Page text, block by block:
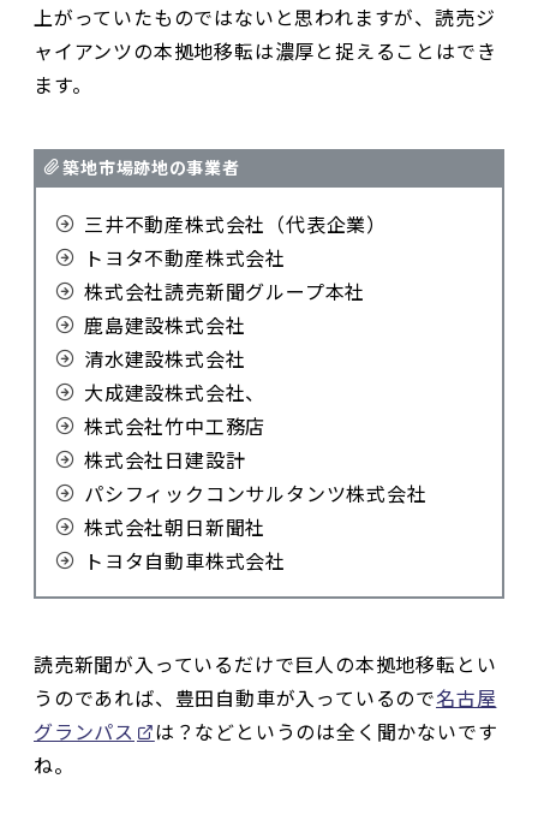
上がっていたものではないと思われますが、読売ジ
ャイアンツの本拠地移転は濃厚と捉えることはでき
ます。
築地市場跡地の事業者
三井不動産株式会社（代表企業）
トヨタ不動産株式会社
株式会社読売新聞グループ本社
鹿島建設株式会社
清水建設株式会社
大成建設株式会社、
株式会社竹中工務店
株式会社日建設計
パシフィックコンサルタンツ株式会社
株式会社朝日新聞社
トヨタ自動車株式会社
読売新聞が入っているだけで巨人の本拠地移転とい
うのであれば、豊田自動車が入っているので名古屋
グランパス
は？などというのは全く聞かないです
ね。